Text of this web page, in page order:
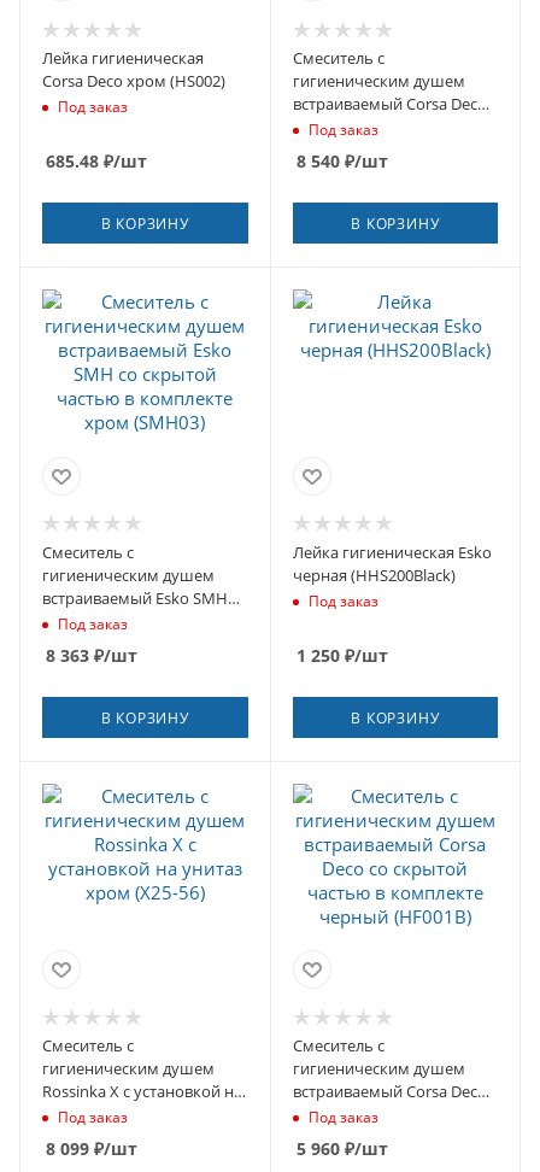
Лейка гигиеническая
Corsa Deco хром (HS002)
Под заказ
685.48 ₽/шт
В КОРЗИНУ
Смеситель с
гигиеническим душем
встраиваемый Corsa Deco
со скрытой частью в
комплекте хром (HF003)
Под заказ
8 540₽/шт
В КОРЗИНУ
Смеситель с
гигиеническим душем
встраиваемый Esko SMH
со скрытой частью в
Под заказ
8 363 ₽/шт
В КОРЗИНУ
Лейка гигиеническая Esko
черная (HHS200Black)
Под заказ
1 250₽/шт
В КОРЗИНУ
Смеситель с
гигиеническим душем
Rossinka X с установкой на
унитаз хром (X25-56)
Под заказ
8 099 ₽/шт
Смеситель с
гигиеническим душем
встраиваемый Corsa Deco
со скрытой частью в
комплекте черный
(HF001B)
Под заказ
5 960₽/шт